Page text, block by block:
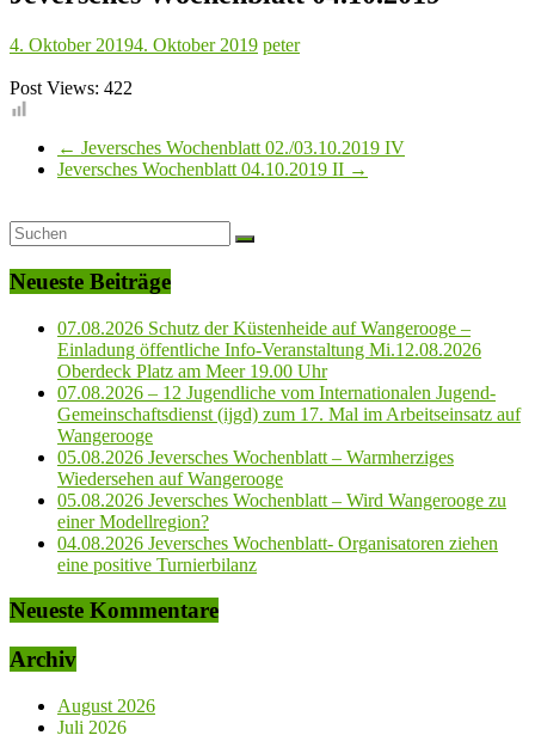
4. Oktober 20194. Oktober 2019 peter
Post Views: 422
← Jeversches Wochenblatt 02./03.10.2019 IV
Jeversches Wochenblatt 04.10.2019 II →
Neueste Beiträge
07.08.2026 Schutz der Küstenheide auf Wangerooge –
Einladung öffentliche Info-Veranstaltung Mi.12.08.2026
Oberdeck Platz am Meer 19.00 Uhr
07.08.2026 – 12 Jugendliche vom Internationalen Jugend-
Gemeinschaftsdienst (ijgd) zum 17. Mal im Arbeitseinsatz auf
Wangerooge
05.08.2026 Jeversches Wochenblatt – Warmherziges
Wiedersehen auf Wangerooge
05.08.2026 Jeversches Wochenblatt – Wird Wangerooge zu
einer Modellregion?
04.08.2026 Jeversches Wochenblatt- Organisatoren ziehen
eine positive Turnierbilanz
Neueste Kommentare
Archiv
August 2026
Juli 2026